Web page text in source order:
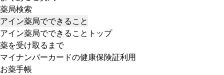
薬局検索
アイン薬局でできること
アイン薬局でできることトップ
薬を受け取るまで
マイナンバーカードの健康保険証利用
お薬手帳